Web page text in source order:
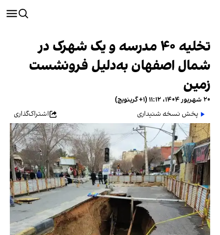
تخلیه ۴۰ مدرسه و یک شهرک در
شمال اصفهان به‌دلیل فرونشست
زمین
۲۰ شهریور ۱۴۰۴، ۱۱:۱۲ (‎+۱ گرینویچ)
پخش نسخه شنیداری
اشتراک‌گذاری